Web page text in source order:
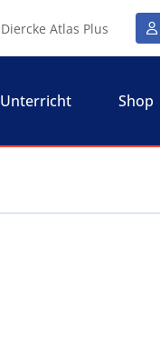
Diercke Atlas Plus
Unterricht Shop